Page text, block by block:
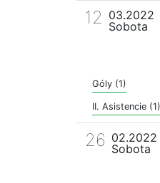
12 03.2022
Sobota
Góly (1)
II. Asistencie (1)
26 02.2022
Sobota